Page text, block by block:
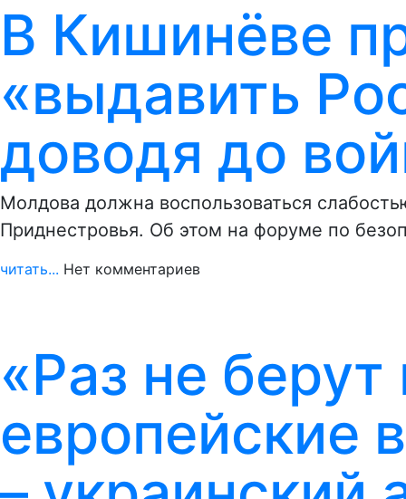
В Кишинёве
«выдавить
доводя до
Молдова должна воспользоваться
Приднестровья. Об этом на форуме по
читать... Нет комментариев
«Раз не
европейские